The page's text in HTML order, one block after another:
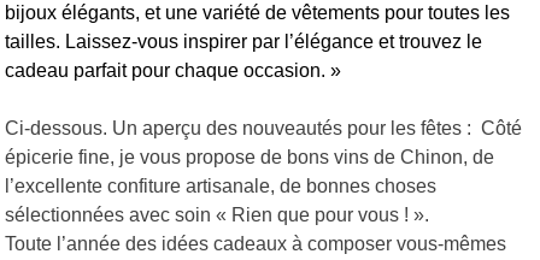
bijoux élégants, et une variété de vêtements pour toutes les
tailles. Laissez-vous inspirer par l’élégance et trouvez le
cadeau parfait pour chaque occasion. »
Ci-dessous. Un aperçu des nouveautés pour les fêtes : Côté
épicerie fine, je vous propose de bons vins de Chinon, de
l’excellente confiture artisanale, de bonnes choses
sélectionnées avec soin « Rien que pour vous ! ».
Toute l’année des idées cadeaux à composer vous-mêmes